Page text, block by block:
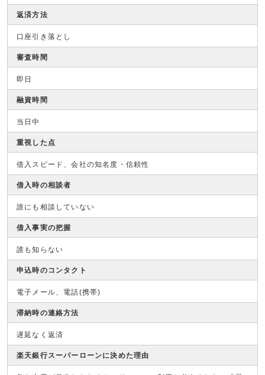
返済方法
口座引き落とし
審査時間
即日
融資時間
当日中
重視した点
借入スピード、会社の知名度・信頼性
借入時の相談者
誰にも相談していない
借入事実の把握
誰も知らない
申込時のコンタクト
電子メール、電話(携帯)
滞納時の連絡方法
遅延なく返済
楽天銀行スーパーローンに決めた理由